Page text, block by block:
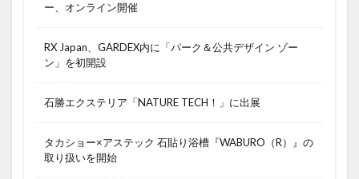
ー、オンライン開催
RX Japan、GARDEX内に「パーク＆公共デザイン ゾー
ン」を初開設
石勝エクステリア「NATURE TECH！」に出展
タカショー×アステック 石貼り浴槽『WABURO（R）』の
取り扱いを開始